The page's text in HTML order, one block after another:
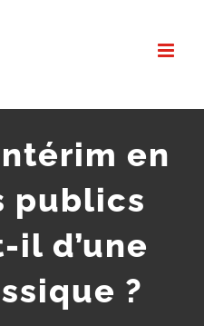
en
publics
d’une
?